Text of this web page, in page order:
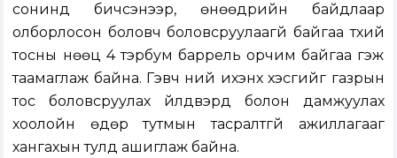
сонинд бичсэнээр, өнөөдрийн байдлаар
олборлосон боловч боловсруулаагүй байгаа түүхий
тосны нөөц 4 тэрбум баррель орчим байгаа гэж
таамаглаж байна. Гэвч үүний ихэнх хэсгийг газрын
тос боловсруулах үйлдвэрүүд болон дамжуулах
хоолойн өдөр тутмын тасралтгүй ажиллагааг
хангахын тулд ашиглаж байна.